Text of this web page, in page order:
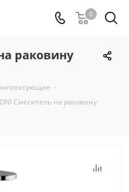
0
раковину
-
Смеситель на раковину